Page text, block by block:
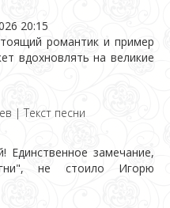
20:15
романтик и пример
вдохновлять на великие
| Текст песни
замечание,
не стоило Игорю